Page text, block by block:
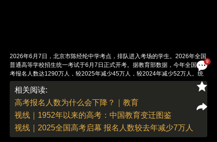
9
2026年6月7日，北京市陈经纶中学考点，排队进入考场的学生。2026年全国
普通高等学校招生统一考试于6月7日正式开考。据教育部数据，今年全国高
考报名人数达1290万人，较2025年减少45万人，较2024年减少52万人。统
考时间为6月7日至8日，首日进行语文、数学科目考试；29 个高考综合改革
省份的选考科目考试安排在9日至10日。今年高考安检与防舞弊措施升级，据
教育部公告，各考点已升级智能安检门，提高对手机、智能眼镜等违规物品检
出率。图：董德（特约）
责任编辑：李丛汛 | 版面编辑：李丛汛
相关阅读:
高考报名人数为什么会下降？｜教育
视线｜1952年以来的高考：中国教育变迁图鉴
视线｜2025全国高考启幕 报名人数较去年减少7万人